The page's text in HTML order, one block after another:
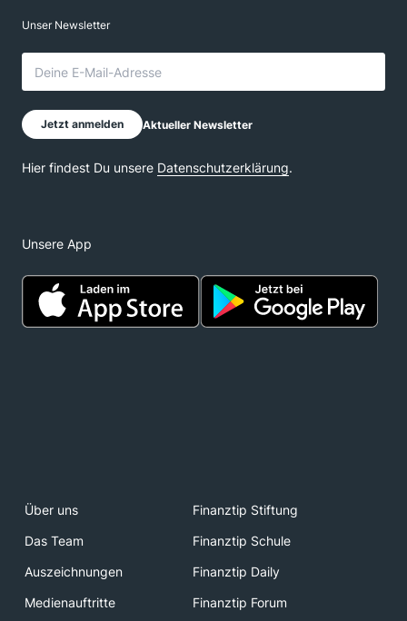
Unsere App
Über uns
Finanztip Stiftung
Das Team
Finanztip Schule
Auszeichnungen
Finanztip Daily
Medienauftritte
Finanztip Forum